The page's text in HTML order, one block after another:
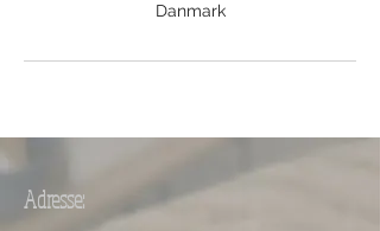
Danmark
Adresse: